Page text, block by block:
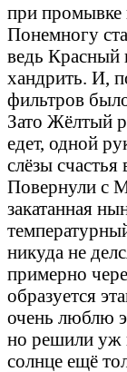
при промывке
Понемногу
ведь Красный
хандрить. И,
фильтров
Зато Жёлтый
едет, одной
слёзы
Повернули с
закатанная
никуда не
примерно
образуется
очень люблю
но решили уж
солнце ещё